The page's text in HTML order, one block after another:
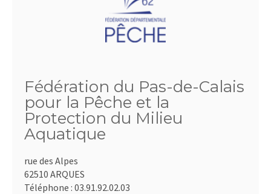
Fédération du Pas-de-Calais
pour la Pêche et la
Protection du Milieu
Aquatique
rue des Alpes
62510 ARQUES
Téléphone : 03.91.92.02.03